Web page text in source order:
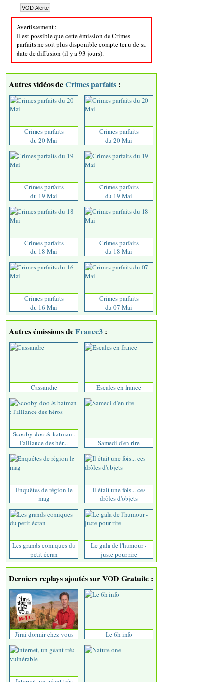
Avertissement :
Il est possible que cette émission de Crimes
parfaits ne soit plus disponible compte tenu de sa
date de diffusion (il y a 93 jours).
Autres vidéos deCrimes parfaits :
Crimes parfaits
du 20 Mai
Crimes parfaits
du 20 Mai
Crimes parfaits
du 19 Mai
Crimes parfaits
du 19 Mai
Crimes parfaits
du 18 Mai
Crimes parfaits
du 18 Mai
Crimes parfaits
du 16 Mai
Crimes parfaits
du 07 Mai
Autres émissions deFrance3 :
Cassandre Escales en france
Scooby-doo & batman :
l'alliance des hér...
Samedi d'en rire
Enquêtes de région le
mag
Il était une fois... ces
drôles d'objets
Les grands comiques du
petit écran
Le gala de l'humour -
juste pour rire
Derniers replays ajoutés sur VOD Gratuite :
J'irai dormir chez vous Le 6h info